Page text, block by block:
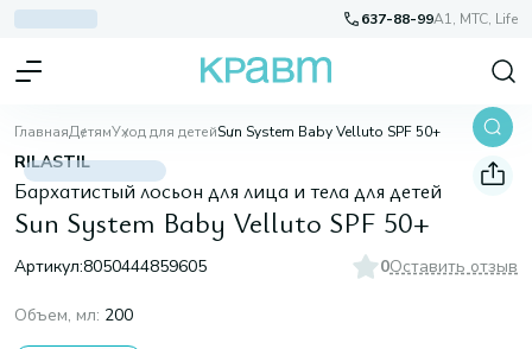
637-88-99A1, МТС, Life
ГлавнаяДетямУход для детейSun System Baby Velluto SPF 50+
RILASTIL
Бархатистый лосьон для лица и тела для детей
Sun System Baby Velluto SPF 50+
Артикул:8050444859605 0Оставить отзыв
Объем, мл: 200